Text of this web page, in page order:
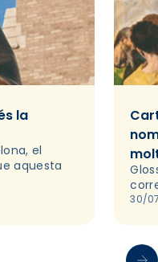
la
el
aquesta
30/